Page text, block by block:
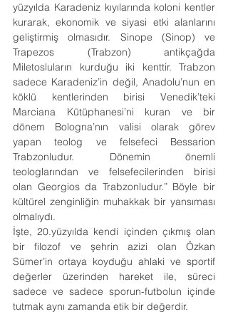
yüzyılda Karadeniz kıyılarında koloni kentler
kurarak, ekonomik ve siyasi etki alanlarını
geliştirmiş olmasıdır. Sinope (Sinop) ve
Trapezos (Trabzon) antikçağda
Miletosluların kurduğu iki kenttir. Trabzon
sadece Karadeniz’in değil, Anadolu’nun en
köklü kentlerinden birisi Venedik’teki
Marciana Kütüphanesi’ni kuran ve bir
dönem Bologna’nın valisi olarak görev
yapan teolog ve felsefeci Bessarion
Trabzonludur. Dönemin önemli
teologlarından ve felsefecilerinden birisi
olan Georgios da Trabzonludur.” Böyle bir
kültürel zenginliğin muhakkak bir yansıması
olmalıydı.
İşte, 20.yüzyılda kendi içinden çıkmış olan
bir filozof ve şehrin azizi olan Özkan
Sümer’in ortaya koyduğu ahlaki ve sportif
değerler üzerinden hareket ile, süreci
sadece ve sadece sporun-futbolun içinde
tutmak aynı zamanda etik bir değerdir.